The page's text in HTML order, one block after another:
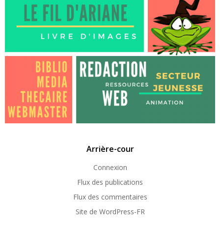
Arrière-cour
Connexion
Flux des publications
Flux des commentaires
Site de WordPress-FR